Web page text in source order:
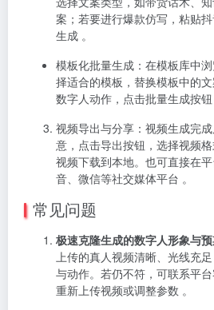
案；若要进行爆款仿写，粘贴
生成 。
模板化批量生成 ：在模板库中
择适合的模板，替换模板中的
数字人动作，点击批量生成按钮
视频导出与分享 ：视频生成完
意，点击导出按钮，选择视频
视频下载到本地。也可直接在
音、微信等社交媒体平台 。
常见问题
极速克隆生成的数字人形象与
上传的真人视频清晰、光线充
与动作。若仍不符，可联系平
重新上传视频或调整参数 。